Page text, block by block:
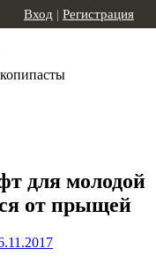
Вход | Регистрация
для молодой
от прыщей